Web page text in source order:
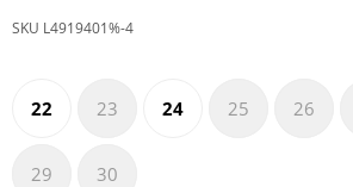
L4919401%-4
22 23 24 25 26
29 30